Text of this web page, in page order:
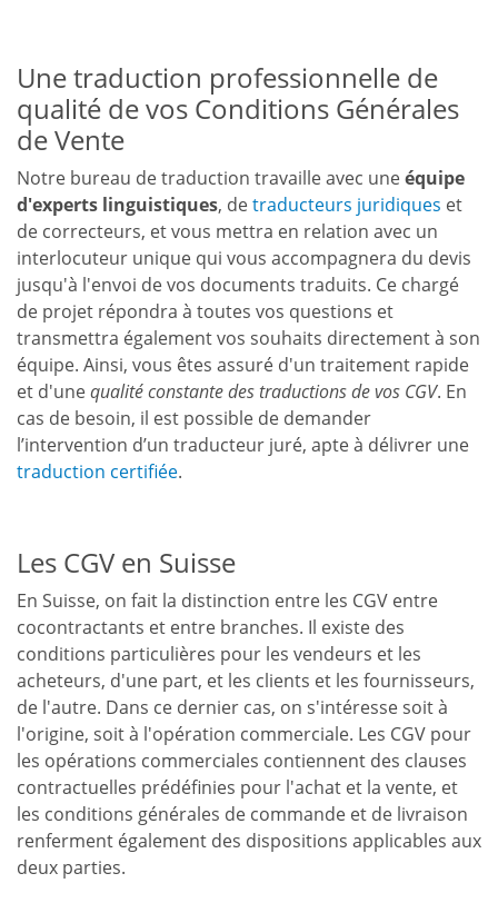
Une traduction professionnelle de
qualité de vos Conditions Générales
de Vente
Notre bureau de traduction travaille avec uneéquipe
d'experts linguistiques, detraducteurs juridiques et
de correcteurs, et vous mettra en relation avec un
interlocuteur unique qui vous accompagnera du devis
jusqu'à l'envoi de vos documents traduits. Ce chargé
de projet répondra à toutes vos questions et
transmettra également vos souhaits directement à son
équipe. Ainsi, vous êtes assuré d'un traitement rapide
et d'unequalité constante des traductions de vos CGV. En
cas de besoin, il est possible de demander
l’intervention d’un traducteur juré, apte à délivrer une
traduction certifiée.
Les CGV en Suisse
En Suisse, on fait la distinction entre les CGV entre
cocontractants et entre branches. Il existe des
conditions particulières pour les vendeurs et les
acheteurs, d'une part, et les clients et les fournisseurs,
de l'autre. Dans ce dernier cas, on s'intéresse soit à
l'origine, soit à l'opération commerciale. Les CGV pour
les opérations commerciales contiennent des clauses
contractuelles prédéfinies pour l'achat et la vente, et
les conditions générales de commande et de livraison
renferment également des dispositions applicables aux
deux parties.